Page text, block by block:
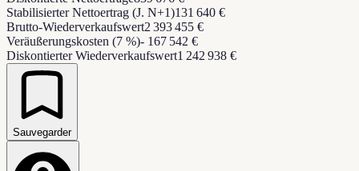
Stabilisierter Nettoertrag (J. N+1)131 640 €
Brutto-Wiederverkaufswert2 393 455 €
Veräußerungskosten (7 %)- 167 542 €
Diskontierter Wiederverkaufswert1 242 938 €
Sauvegarder